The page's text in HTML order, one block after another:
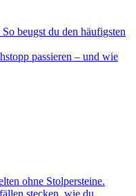
beugst du den häufigsten
passieren – und wie
ohne Stolpersteine.